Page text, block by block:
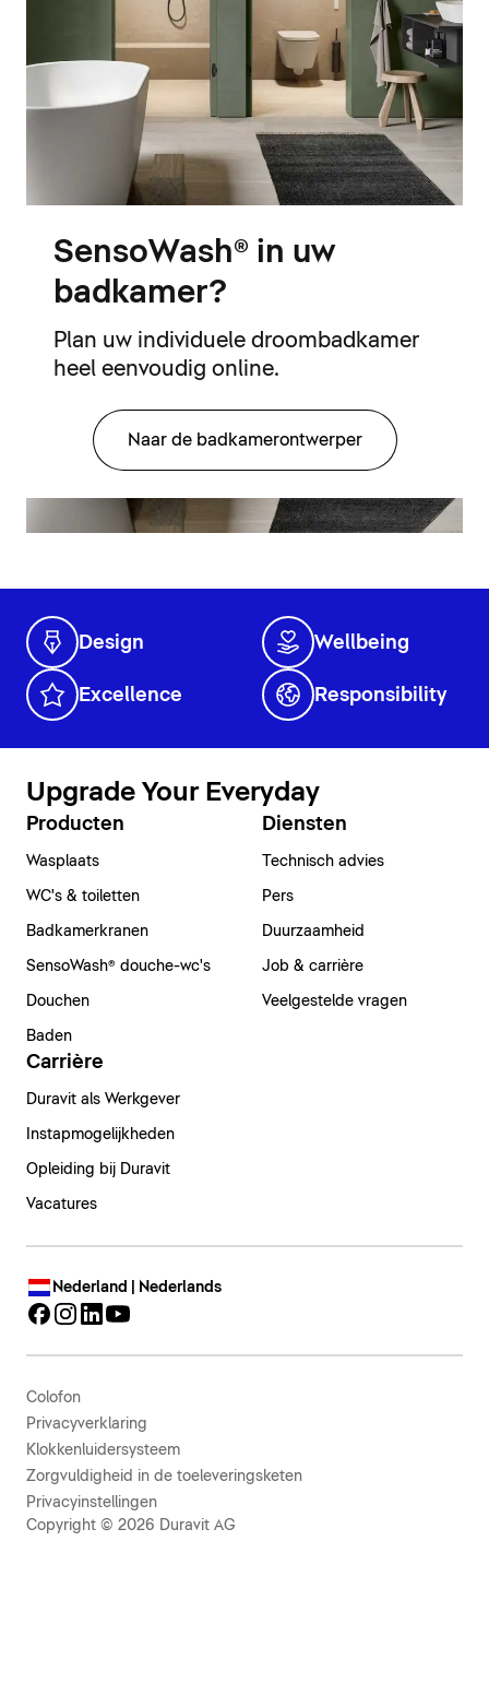
SensoWash® in uw
badkamer?
Plan uw individuele droombadkamer
heel eenvoudig online.
Naar de badkamerontwerper
Design Wellbeing
Excellence Responsibility
Upgrade Your Everyday
Producten
Wasplaats
WC's & toiletten
Badkamerkranen
SensoWash® douche-wc's
Douchen
Baden
Diensten
Technisch advies
Pers
Duurzaamheid
Job & carrière
Veelgestelde vragen
Carrière
Duravit als Werkgever
Instapmogelijkheden
Opleiding bij Duravit
Vacatures
Nederland | Nederlands
Colofon
Privacyverklaring
Klokkenluidersysteem
Zorgvuldigheid in de toeleveringsketen
Privacyinstellingen
Copyright © 2026 Duravit AG